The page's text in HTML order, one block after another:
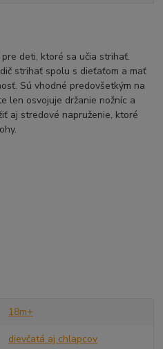
deti, ktoré sa učia strihať.
strihať spolu s dieťaťom a mať
Sú vhodné predovšetkým na
len osvojuje držanie nožníc a
aj stredové napruženie, ktoré
18m+
dievčatá aj chlapcov